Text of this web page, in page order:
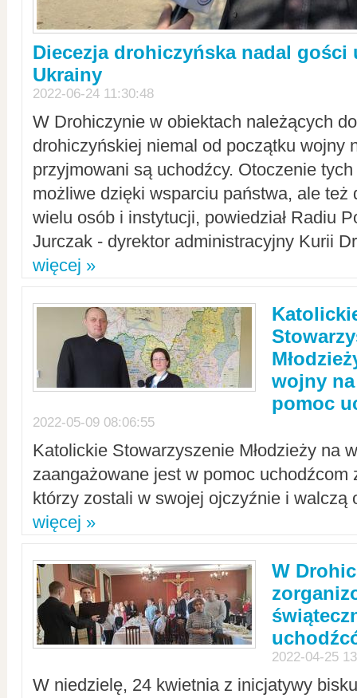
Diecezja drohiczyńska nadal gości
Ukrainy
2022-06-24 11:30:48
W Drohiczynie w obiektach należących
drohiczyńskiej niemal od początku wojny
przyjmowani są uchodźcy. Otoczenie
możliwe dzięki wsparciu państwa, ale też
wielu osób i instytucji, powiedział Radiu
Jurczak - dyrektor administracyjny Kurii
więcej »
wojny
pomoc
2022-05-09 08:06:55
Katolickie Stowarzyszenie Młodzieży na
zaangażowane jest w pomoc uchodźcom
którzy zostali w swojej ojczyźnie i walczą
więcej »
W
2022-04-25
W niedzielę, 24 kwietnia z inicjatywy